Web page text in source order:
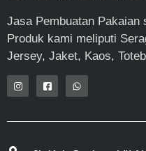
Jasa Pembuatan Pakaian
Produk kami meliputi
Jersey, Jaket, Kaos,